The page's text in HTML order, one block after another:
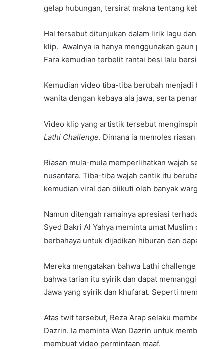
gelap hubungan, tersirat makna tentang
Hal tersebut ditunjukan dalam lirik lagu
klip. Awalnya ia hanya menggunakan
Fara kemudian terbelit rantai besi lalu
Kemudian video tiba-tiba berubah menjadi
wanita dengan kebaya ala jawa, serta
Video klip yang artistik tersebut
Lathi Challenge. Dimana ia memoles
Riasan mula-mula memperlihatkan wajah
nusantara. Tiba-tiba wajah cantik itu
kemudian viral dan diikuti oleh banyak
Namun ditengah ramainya apresiasi
Syed Bakri Al Yahya meminta umat
berbahaya untuk dijadikan hiburan dan
Mereka mengatakan bahwa Lathi
bahwa tarian itu syirik dan dapat
Jawa yang syirik dan khufarat. Seperti
Atas twit tersebut, Reza Arap selaku
Dazrin. Ia meminta Wan Dazrin untuk
membuat video permintaan maaf.